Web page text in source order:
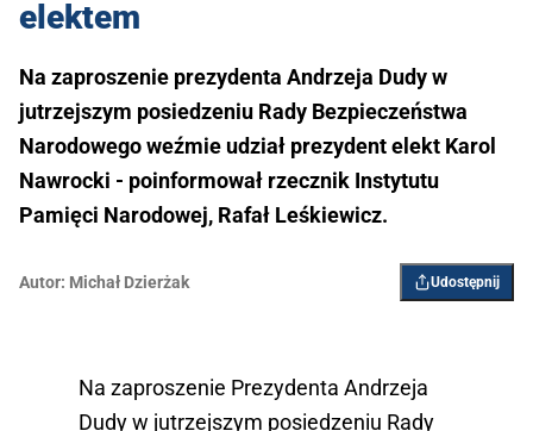
elektem
Na zaproszenie prezydenta Andrzeja Dudy w
jutrzejszym posiedzeniu Rady Bezpieczeństwa
Narodowego weźmie udział prezydent elekt Karol
Nawrocki - poinformował rzecznik Instytutu
Pamięci Narodowej, Rafał Leśkiewicz.
Autor: Michał Dzierżak Udostępnij
Na zaproszenie Prezydenta Andrzeja
Dudy w jutrzejszym posiedzeniu Rady